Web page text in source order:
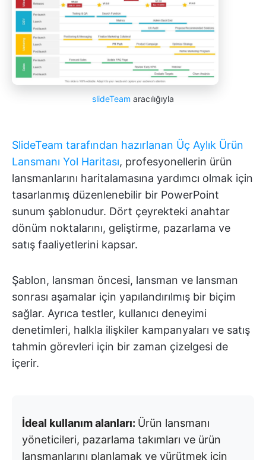
slideTeam aracılığıyla
SlideTeam tarafından hazırlanan Üç Aylık Ürün
Lansmanı Yol Haritası, profesyonellerin ürün
lansmanlarını haritalamasına yardımcı olmak için
tasarlanmış düzenlenebilir bir PowerPoint
sunum şablonudur. Dört çeyrekteki anahtar
dönüm noktalarını, geliştirme, pazarlama ve
satış faaliyetlerini kapsar.
Şablon, lansman öncesi, lansman ve lansman
sonrası aşamalar için yapılandırılmış bir biçim
sağlar. Ayrıca testler, kullanıcı deneyimi
denetimleri, halkla ilişkiler kampanyaları ve satış
tahmin görevleri için bir zaman çizelgesi de
içerir.
İdeal kullanım alanları: Ürün lansmanı
yöneticileri, pazarlama takımları ve ürün
lansmanlarını planlamak ve yürütmek için